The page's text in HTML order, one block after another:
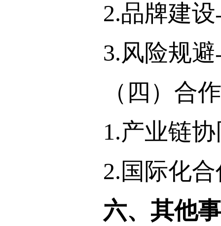
2.品牌建设
3.风险规避
（四）合作
1.产业链协
2.国际化合
六、其他